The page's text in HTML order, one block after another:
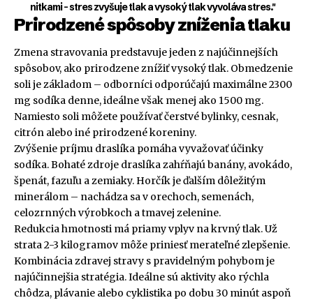
nitkami – stres zvyšuje tlak a vysoký tlak vyvoláva stres."
Prirodzené spôsoby zníženia tlaku
Zmena stravovania predstavuje jeden z najúčinnejších
spôsobov, ako prirodzene znížiť vysoký tlak. Obmedzenie
soli je základom – odborníci odporúčajú maximálne 2300
mg sodíka denne, ideálne však menej ako 1500 mg.
Namiesto soli môžete používať čerstvé bylinky, cesnak,
citrón alebo iné prirodzené koreniny.
Zvýšenie príjmu draslíka pomáha vyvažovať účinky
sodíka. Bohaté zdroje draslíka zahŕňajú banány, avokádo,
špenát, fazuľu a zemiaky. Horčík je ďalším dôležitým
minerálom – nachádza sa v orechoch, semenách,
celozrnných výrobkoch a tmavej zelenine.
Redukcia hmotnosti má priamy vplyv na krvný tlak. Už
strata 2-3 kilogramov môže priniesť merateľné zlepšenie.
Kombinácia zdravej stravy s pravidelným pohybom je
najúčinnejšia stratégia. Ideálne sú aktivity ako rýchla
chôdza, plávanie alebo cyklistika po dobu 30 minút aspoň